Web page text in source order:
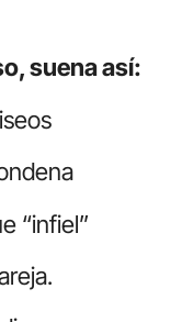
suena así:
“infiel”